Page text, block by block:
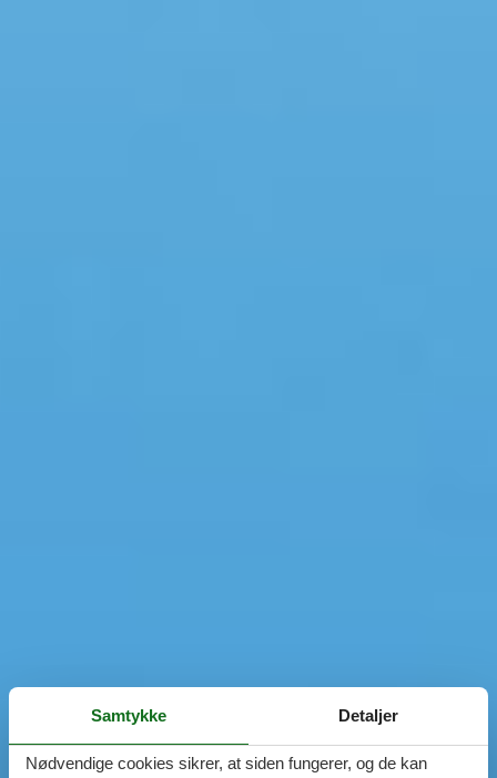
Samtykke Detaljer
Nødvendige cookies sikrer, at siden fungerer, og de kan